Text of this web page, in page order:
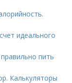
идеального
пить
Калькуляторы